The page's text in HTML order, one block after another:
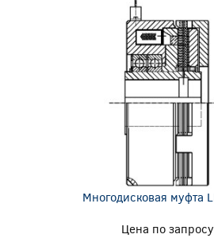
Многодисковая муфта
Цена по запросу